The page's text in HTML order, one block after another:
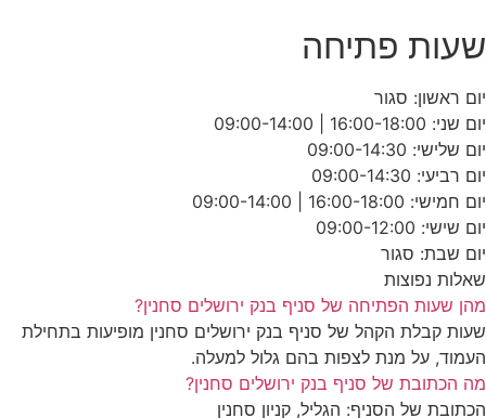
שעות פתיחה
יום ראשון: סגור
יום שני: ‎09:00-14:00 | 16:00-18:00
יום שלישי: ‎09:00-14:30
יום רביעי: ‎09:00-14:30
יום חמישי: ‎09:00-14:00 | 16:00-18:00
יום שישי: ‎09:00-12:00
יום שבת: סגור
שאלות נפוצות
מהן שעות הפתיחה של סניף בנק ירושלים סחנין?
שעות קבלת הקהל של סניף בנק ירושלים סחנין מופיעות בתחילת
העמוד, על מנת לצפות בהם גלול למעלה.
מה הכתובת של סניף בנק ירושלים סחנין?
הכתובת של הסניף: הגליל, קניון סחנין